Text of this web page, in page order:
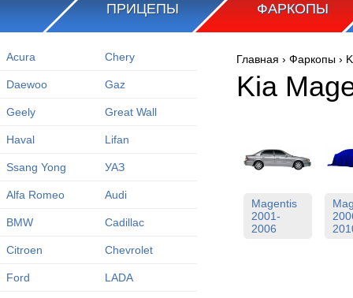
ПРИЦЕПЫ ФАРКОПЫ
Acura Chery
Daewoo Gaz
Geely Great Wall
Haval Lifan
Ssang Yong УАЗ
Alfa Romeo Audi
BMW Cadillac
Citroen Chevrolet
Ford LADA
Вы здесь
Главная › Фаркопы ›
Kia
Magentis
2001-
2006